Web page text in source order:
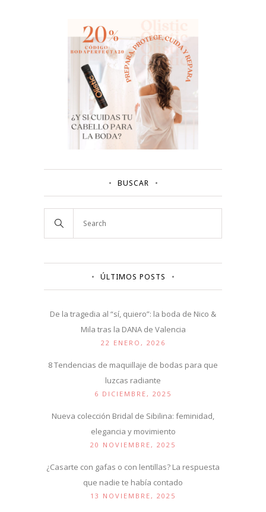
BUSCAR
ÚLTIMOS POSTS
De la tragedia al “sí, quiero”: la boda de Nico &
Mila tras la DANA de Valencia
22 ENERO, 2026
8 Tendencias de maquillaje de bodas para que
luzcas radiante
6 DICIEMBRE, 2025
Nueva colección Bridal de Sibilina: feminidad,
elegancia y movimiento
20 NOVIEMBRE, 2025
¿Casarte con gafas o con lentillas? La respuesta
que nadie te había contado
13 NOVIEMBRE, 2025